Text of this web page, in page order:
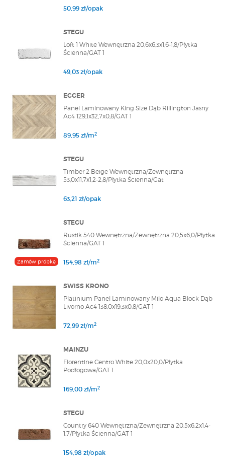
50,99 zł/opak
STEGU
Loft 1 White Wewnętrzna 20,6x6,3x1,6-1,8/Płytka
Ścienna/GAT 1
49,03 zł/opak
EGGER
Panel Laminowany King Size Dąb Rillington Jasny
Ac4 129,1x32,7x0,8/GAT 1
89,95 zł/m2
STEGU
Timber 2 Beige Wewnętrzna/Zewnętrzna
53,0x11,7x1,2-2,8/Płytka Ścienna/Gat
63,21 zł/opak
Zamów próbkę
STEGU
Rustik 540 Wewnętrzna/Zewnętrzna 20,5x6,0/Płytka
Ścienna/GAT 1
154,98 zł/m2
SWISS KRONO
Platinium Panel Laminowany Milo Aqua Block Dąb
Livorno Ac4 138,0x19,3x0,8/GAT 1
72,99 zł/m2
MAINZU
Florentine Centro White 20,0x20,0/Płytka
Podłogowa/GAT 1
169,00 zł/m2
STEGU
Country 640 Wewnętrzna/Zewnętrzna 20,5x6,2x1,4-
1,7/Płytka Ścienna/GAT 1
154,98 zł/opak